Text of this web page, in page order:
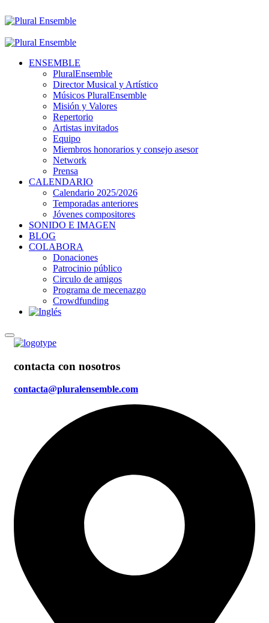
ENSEMBLE
PluralEnsemble
Director Musical y Artístico
Músicos PluralEnsemble
Misión y Valores
Repertorio
Artistas invitados
Equipo
Miembros honorarios y consejo asesor
Network
Prensa
CALENDARIO
Calendario 2025/2026
Temporadas anteriores
Jóvenes compositores
SONIDO E IMAGEN
BLOG
COLABORA
Donaciones
Patrocinio público
Circulo de amigos
Programa de mecenazgo
Crowdfunding
contacta con nosotros
contacta@pluralensemble.com